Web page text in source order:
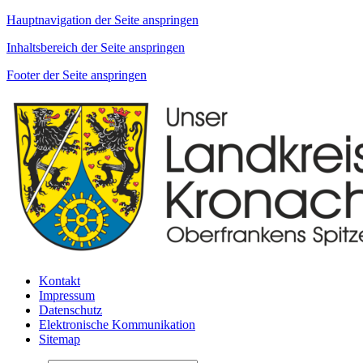
Hauptnavigation der Seite anspringen
Inhaltsbereich der Seite anspringen
Footer der Seite anspringen
Kontakt
Impressum
Datenschutz
Elektronische Kommunikation
Sitemap